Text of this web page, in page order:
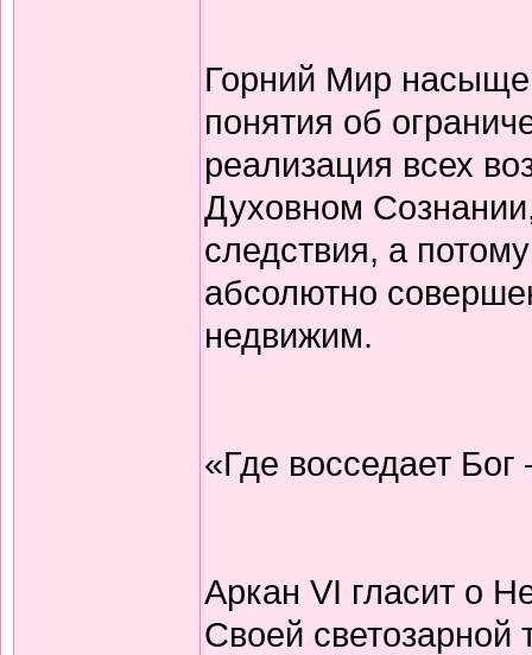
Горний Мир
понятия об
реализация всех
Духовном
следствия, а
абсолютно
недвижим.
«Где восседает
Аркан VI гласит о
Своей светозарной